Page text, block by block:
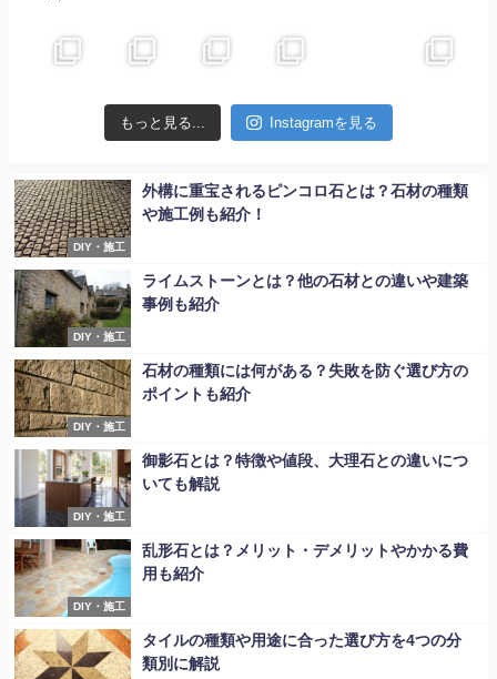
もっと見る... Instagramを見る
DIY・施工
外構に重宝されるピンコロ石とは？石材の種類
や施工例も紹介！
DIY・施工
ライムストーンとは？他の石材との違いや建築
事例も紹介
DIY・施工
石材の種類には何がある？失敗を防ぐ選び方の
ポイントも紹介
DIY・施工
御影石とは？特徴や値段、大理石との違いにつ
いても解説
DIY・施工
乱形石とは？メリット・デメリットやかかる費
用も紹介
タイルの種類や用途に合った選び方を4つの分
類別に解説